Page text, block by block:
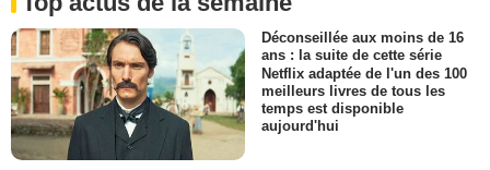
Déconseillée aux moins de 16
ans : la suite de cette série
Netflix adaptée de l'un des 100
meilleurs livres de tous les
temps est disponible
aujourd'hui